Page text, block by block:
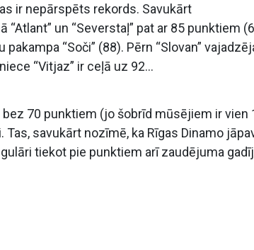
ir nepārspēts rekords. Savukārt
“Atlant” un “Severstaļ” pat ar 85 punktiem
“Soči” (88). Pērn “Slovan”
“Vitjaz” ir ceļā uz 92…
70 punktiem (jo šobrīd mūsējiem ir
Tas, savukārt nozīmē, ka Rīgas Dinamo
tiekot pie punktiem arī zaudējuma